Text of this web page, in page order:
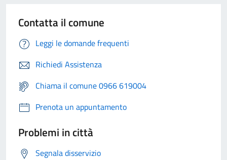
Contatta il comune
Leggi le domande frequenti
Richiedi Assistenza
Chiama il comune 0966 619004
Prenota un appuntamento
Problemi in città
Segnala disservizio